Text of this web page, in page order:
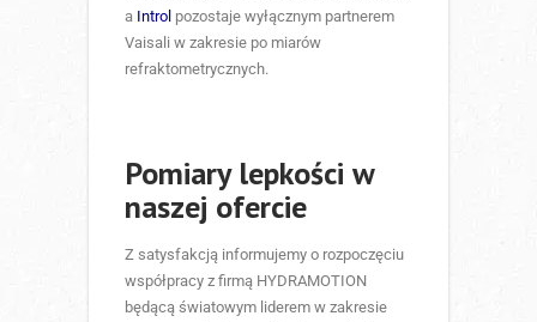
a Introl pozostaje wyłącznym partnerem
Vaisali w zakresie po miarów
refraktometrycznych.
Pomiary lepkości w
naszej ofercie
Z satysfakcją informujemy o rozpoczęciu
współpracy z firmą HYDRAMOTION
będącą światowym liderem w zakresie